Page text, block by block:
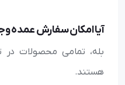
آیا امکان سفارش عمده
بله، تمامی محصولات در
هستند.